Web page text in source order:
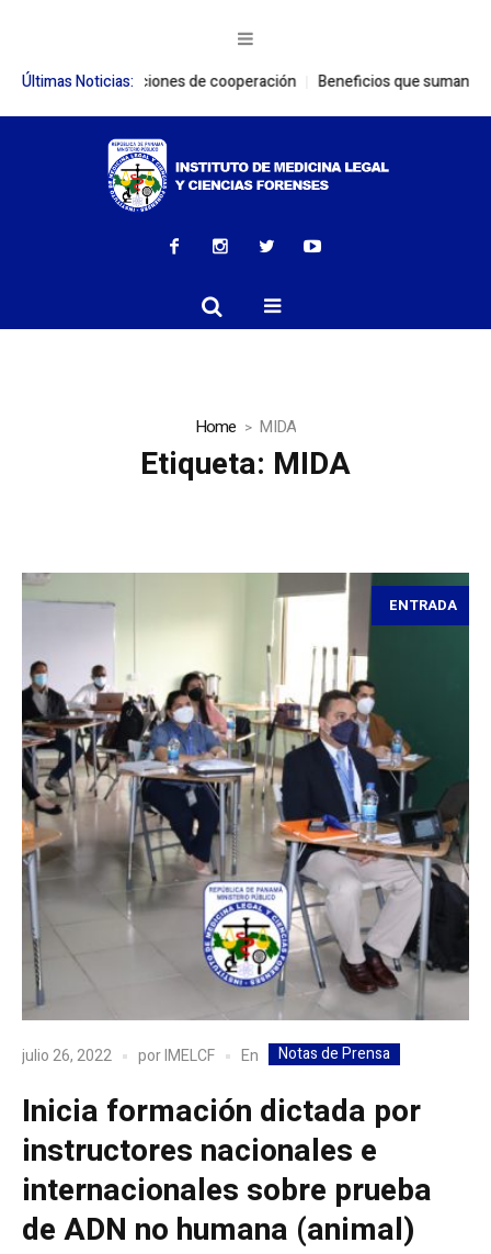
Últimas Noticias:
relaciones de cooperación Beneficios que suman:
Home MIDA
Etiqueta: MIDA
ENTRADA
julio 26, 2022 porIMELCF En Notas de Prensa
Inicia formación dictada por
instructores nacionales e
internacionales sobre prueba
de ADN no humana (animal)